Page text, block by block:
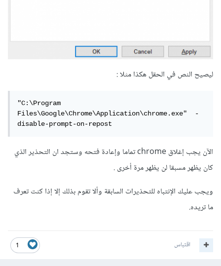
ليصيح النص في الحقل هكذا مثلا
"C:\Program
Files\Google\Chrome\Application\chrome.exe"  -
disable-prompt-on-repost
الآن يجب إغلاق chrome تماما وإعادة فتحه وستجد ان التحذير الذي
كان يظهر مسبقا لن يظهر مرة أخرى .
ويجب عليك الإنتباه للتحذيرات السابقة وألا تقوم بذلك إلا إذا كنت تعرف
ما تريده.
1 اقتباس